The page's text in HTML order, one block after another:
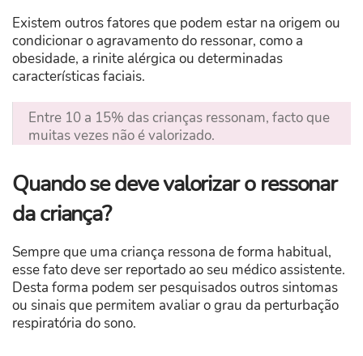
Existem outros fatores que podem estar na origem ou
condicionar o agravamento do ressonar, como a
obesidade, a rinite alérgica ou determinadas
características faciais.
Entre 10 a 15% das crianças ressonam, facto que
muitas vezes não é valorizado.
Quando se deve valorizar o ressonar
da criança?
Sempre que uma criança ressona de forma habitual,
esse fato deve ser reportado ao seu médico assistente.
Desta forma podem ser pesquisados outros sintomas
ou sinais que permitem avaliar o grau da perturbação
respiratória do sono.